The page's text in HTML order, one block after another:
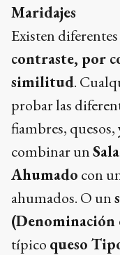
Maridajes
Existen
contraste, por
similitud.
probar las
fiambres,
combinar un
Ahumado con
ahumados. O un
típico queso